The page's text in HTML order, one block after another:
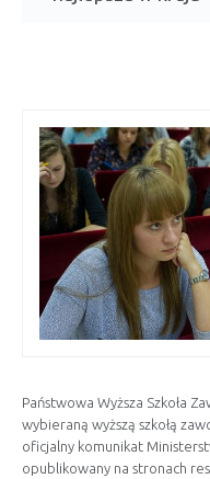
Państwowa Wyższa Szkoła
wybieraną wyższą szkołą
oficjalny komunikat
opublikowany na stronach